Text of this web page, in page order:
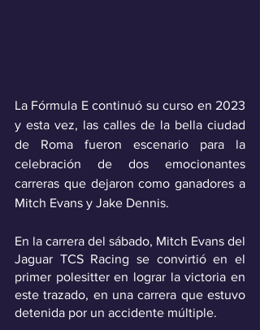
La Fórmula E continuó su curso en 2023
y esta vez, las calles de la bella ciudad
de Roma fueron escenario para la
celebración de dos emocionantes
carreras que dejaron como ganadores a
Mitch Evans y Jake Dennis.
En la carrera del sábado, Mitch Evans del
Jaguar TCS Racing se convirtió en el
primer polesitter en lograr la victoria en
este trazado, en una carrera que estuvo
detenida por un accidente múltiple.